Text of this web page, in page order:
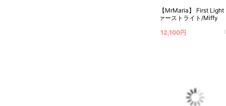
【MrMaria】 First Light
ァーストライト/Miffy
12,100円